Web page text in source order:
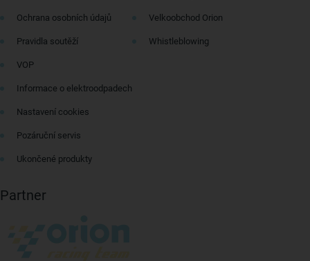
Ochrana osobních údajů
Pravidla soutěží
VOP
Informace o elektroodpadech
Nastavení cookies
Pozáruční servis
Ukončené produkty
Velkoobchod Orion
Whistleblowing
Partner